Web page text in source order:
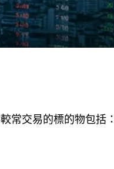
常交易的標的物包括：